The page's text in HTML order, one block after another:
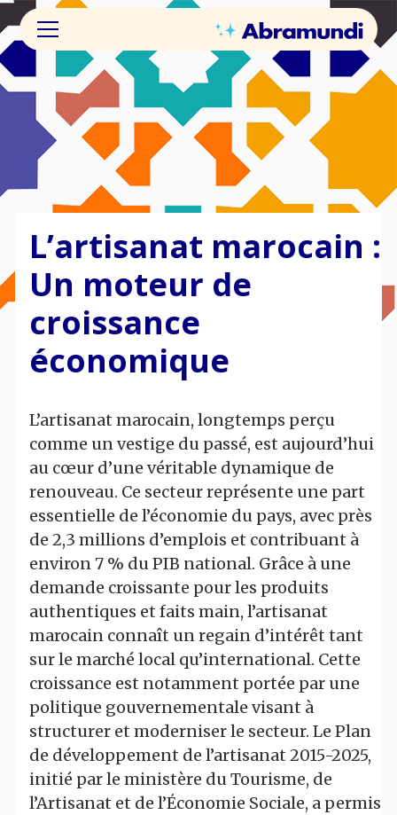
L’artisanat marocain :
Un moteur de
croissance
économique
L’artisanat marocain, longtemps perçu
comme un vestige du passé, est aujourd’hui
au cœur d’une véritable dynamique de
renouveau. Ce secteur représente une part
essentielle de l’économie du pays, avec près
de 2,3 millions d’emplois et contribuant à
environ 7 % du PIB national. Grâce à une
demande croissante pour les produits
authentiques et faits main, l’artisanat
marocain connaît un regain d’intérêt tant
sur le marché local qu’international. Cette
croissance est notamment portée par une
politique gouvernementale visant à
structurer et moderniser le secteur. Le Plan
de développement de l’artisanat 2015-2025,
initié par le ministère du Tourisme, de
l’Artisanat et de l’Économie Sociale, a permis